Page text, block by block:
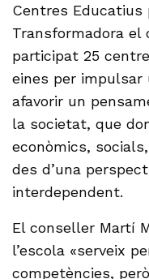
Centres Educatius
Transformadora el
participat 25
eines per
afavorir un
la societat, que
econòmics,
des d’una
interdependent.
El conseller Martí
l’escola «serveix
competències,